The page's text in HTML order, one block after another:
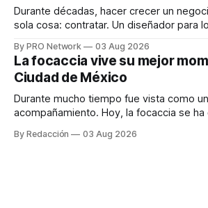
Durante décadas, hacer crecer un
sola cosa: contratar. Un diseñador para
para los textos, alguien que supiera de
para encontrar prospectos, un
llamadas y mensajes, y —con suerte—
By PRO Network 03 Aug 2026
La focaccia vive su mejor
Ciudad de México
Durante mucho tiempo fue vista como
acompañamiento. Hoy, la focaccia se
artesanal, ingredientes de calidad y
By Redacción 03 Aug 2026